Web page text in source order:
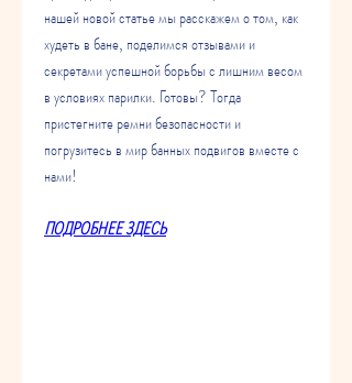
нашей новой статье мы расскажем о том, как
худеть в бане, поделимся отзывами и
секретами успешной борьбы с лишним весом
в условиях парилки. Готовы? Тогда
пристегните ремни безопасности и
погрузитесь в мир банных подвигов вместе с
нами!
ПОДРОБНЕЕ ЗДЕСЬ